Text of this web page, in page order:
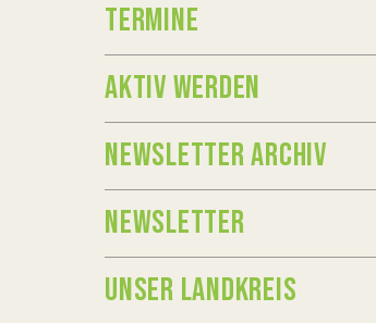
TERMINE
AKTIV WERDEN
NEWSLETTER ARCHIV
NEWSLETTER
UNSER LANDKREIS